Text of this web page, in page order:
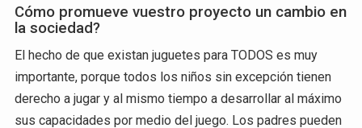
Cómo promueve vuestro proyecto un cambio en
la sociedad?
El hecho de que existan juguetes para TODOS es muy
importante, porque todos los niños sin excepción tienen
derecho a jugar y al mismo tiempo a desarrollar al máximo
sus capacidades por medio del juego. Los padres pueden